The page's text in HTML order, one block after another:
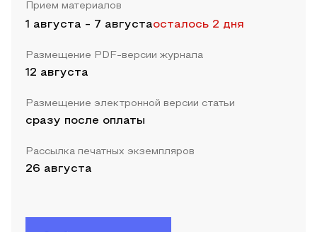
Прием материалов
1 августа - 7 августаосталось 2 дня
Размещение PDF-версии журнала
12 августа
Размещение электронной версии статьи
сразу после оплаты
Рассылка печатных экземпляров
26 августа